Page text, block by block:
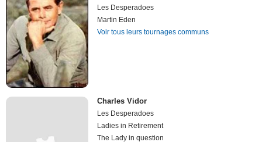
Les Desperadoes
Martin Eden
Voir tous leurs tournages communs
Charles Vidor
Les Desperadoes
Ladies in Retirement
The Lady in question